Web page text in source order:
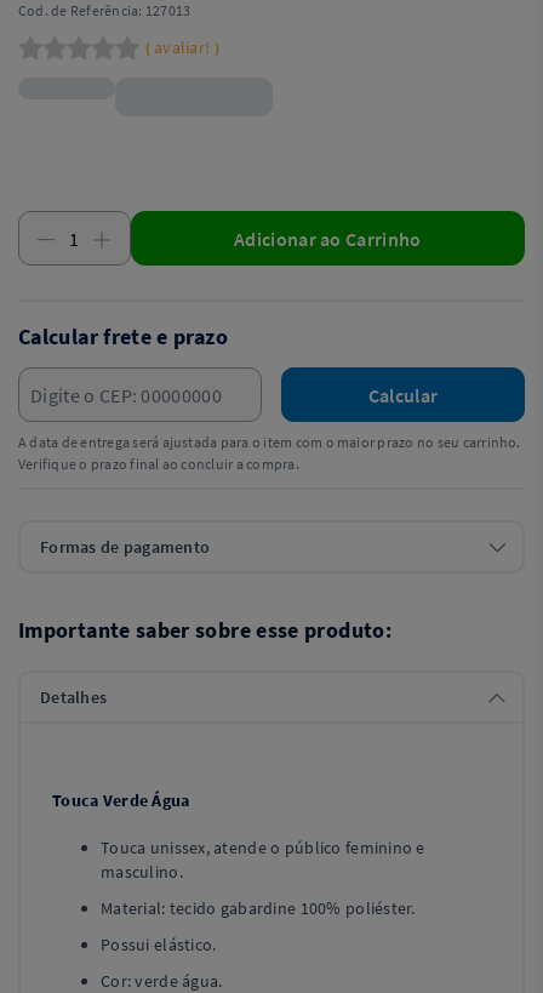
Cod. de Referência: 127013
( avaliar! )
Adicionar ao Carrinho
Calcular frete e prazo
Calcular
A data de entrega será ajustada para o item com o maior prazo no seu carrinho.
Verifique o prazo final ao concluir a compra.
Formas de pagamento
Importante saber sobre esse produto:
Detalhes
Touca Verde Água
Touca unissex, atende o público feminino e
masculino.
Material: tecido gabardine 100% poliéster.
Possui elástico.
Cor: verde água.